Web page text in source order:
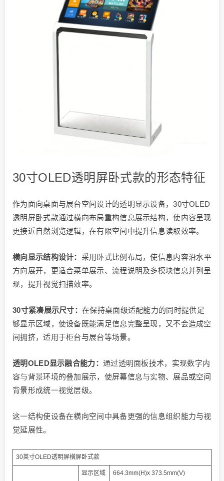
30寸OLED透明屏卧式款的形态特征
作为面向桌面与展台空间设计的透明显示设备，30寸OLED
透明屏卧式款通过横向布局重构信息展示结构，使内容呈现
更接近自然浏览逻辑，在有限空间中提升信息读取效率。
横向显示结构设计： 采用卧式比例布局，使信息内容沿水平
方向展开，更适合菜单展示、流程说明及多模块信息并列呈
现，提升视觉扫描效率。
30寸紧凑展示尺寸： 在保持桌面级适配能力的同时提供足
够显示区域，使设备既能满足信息完整呈现，又不会造成空
间拥挤，适用于柜台与展台等场景。
透明OLED显示融合能力： 通过透明面板技术，实现数字内
容与背景环境的叠加展示，使屏幕信息与实物、展品或空间
背景形成统一视觉层级。
这一结构使设备在横向空间中具备更强的信息组织能力与视
觉延展性。
30英寸OLED透明屏横屏卧式款
显示区域 664.3mm(H)x 373.5mm(V)